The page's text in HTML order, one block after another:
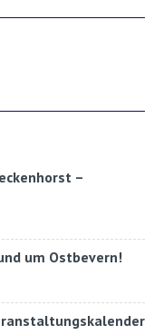
–
um Ostbevern!